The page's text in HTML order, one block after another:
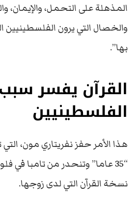
المذهلة على التحمل، والإيمان،
والخصال التي يرون
بها”.
القرآن يفسر
الفلسطينيين
هذا الأمر حفز نفريتاري مون،
“35 عاما” وتنحدر من تامبا في
نسخة القرآن التي لدى زوجها.